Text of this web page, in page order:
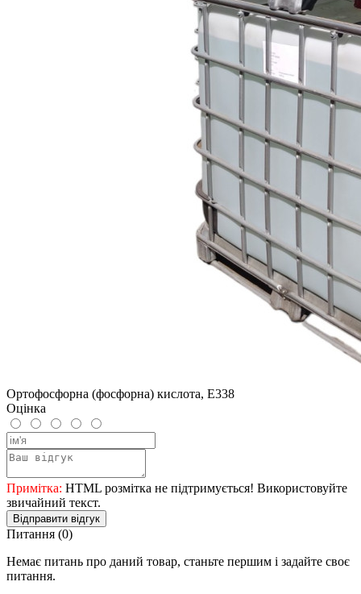
Ортофосфорна (фосфорна) кислота, Е338
Оцінка
Примітка: HTML розмітка не підтримується! Використовуйте
звичайний текст.
Відправити відгук
Питання (0)
Немає питань про даний товар, станьте першим і задайте своє
питання.